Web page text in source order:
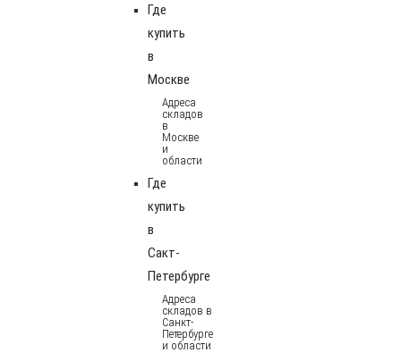
Где
купить
в
Москве
Адреса
складов
в
Москве
и
области
Где
купить
в
Сакт-
Петербурге
Адреса
складов в
Санкт-
Петербурге
и области